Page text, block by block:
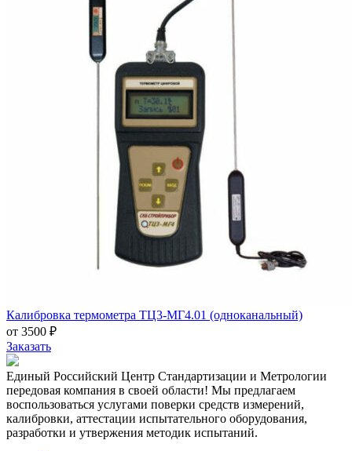
Калибровка термометра ТЦ3-МГ4.01 (одноканальный)
от 3500 ₽
Заказать
Единый Российский Центр Стандартизации и Метрологии
передовая компания в своей области! Мы предлагаем
воспользоваться услугами поверки средств измерений,
калибровки, аттестации испытательного оборудования,
разработки и утвержения методик испытаний.